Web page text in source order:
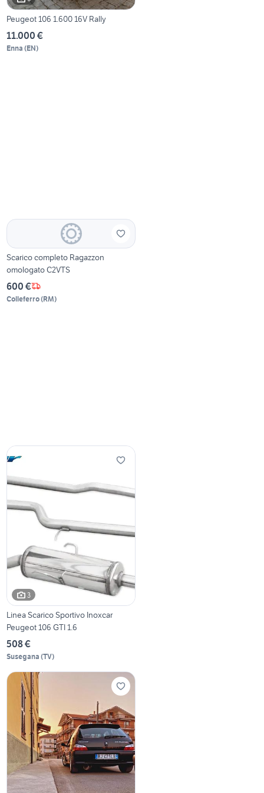
Peugeot 106 1.600 16V Rally
11.000 €
Enna (EN)
Scarico completo Ragazzon
omologato C2VTS
600 €
Colleferro(RM)
3
Linea Scarico Sportivo Inoxcar
Peugeot 106 GTI 1.6
508 €
Susegana (TV)